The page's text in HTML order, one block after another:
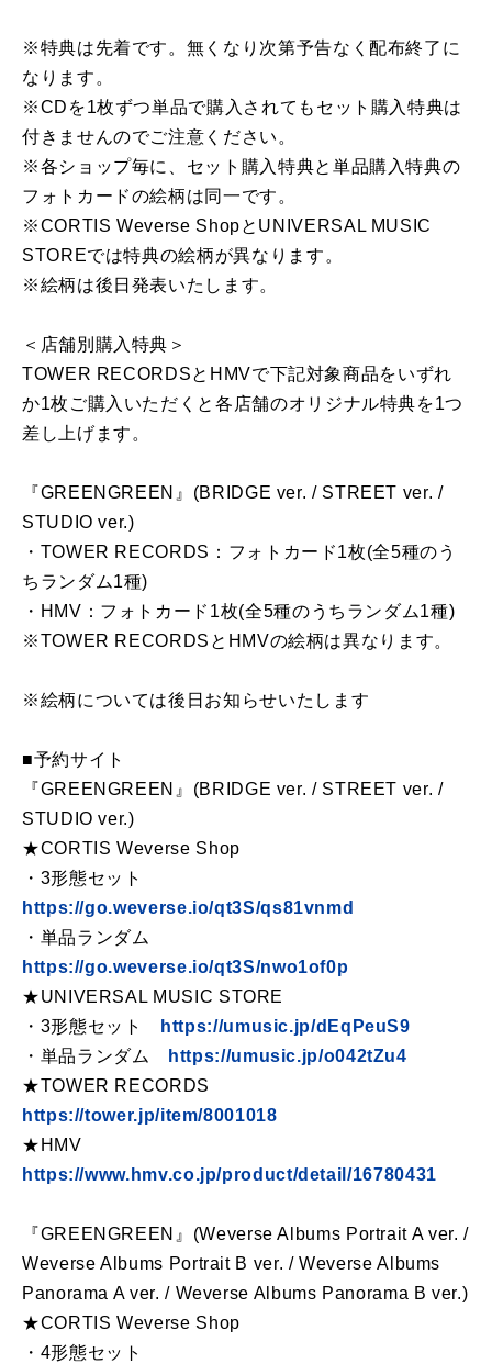
※特典は先着です。無くなり次第予告なく配布終了に
なります。
※CDを1枚ずつ単品で購入されてもセット購入特典は
付きませんのでご注意ください。
※各ショップ毎に、セット購入特典と単品購入特典の
フォトカードの絵柄は同一です。
※CORTIS Weverse ShopとUNIVERSAL MUSIC
STOREでは特典の絵柄が異なります。
※絵柄は後日発表いたします。
＜店舗別購入特典＞
TOWER RECORDSとHMVで下記対象商品をいずれ
か1枚ご購入いただくと各店舗のオリジナル特典を1つ
差し上げます。
『GREENGREEN』(BRIDGE ver. / STREET ver. /
STUDIO ver.)
・TOWER RECORDS：フォトカード1枚(全5種のう
ちランダム1種)
・HMV：フォトカード1枚(全5種のうちランダム1種)
※TOWER RECORDSとHMVの絵柄は異なります。
※絵柄については後日お知らせいたします
■予約サイト
『GREENGREEN』(BRIDGE ver. / STREET ver. /
STUDIO ver.)
★CORTIS Weverse Shop
・3形態セット
https://go.weverse.io/qt3S/qs81vnmd
・単品ランダム
https://go.weverse.io/qt3S/nwo1of0p
★UNIVERSAL MUSIC STORE
・3形態セット
https://umusic.jp/dEqPeuS9
・単品ランダム
https://umusic.jp/o042tZu4
★TOWER RECORDS
https://tower.jp/item/8001018
★HMV
https://www.hmv.co.jp/product/detail/16780431
『GREENGREEN』(Weverse Albums Portrait A ver. /
Weverse Albums Portrait B ver. / Weverse Albums
Panorama A ver. / Weverse Albums Panorama B ver.)
★CORTIS Weverse Shop
・4形態セット